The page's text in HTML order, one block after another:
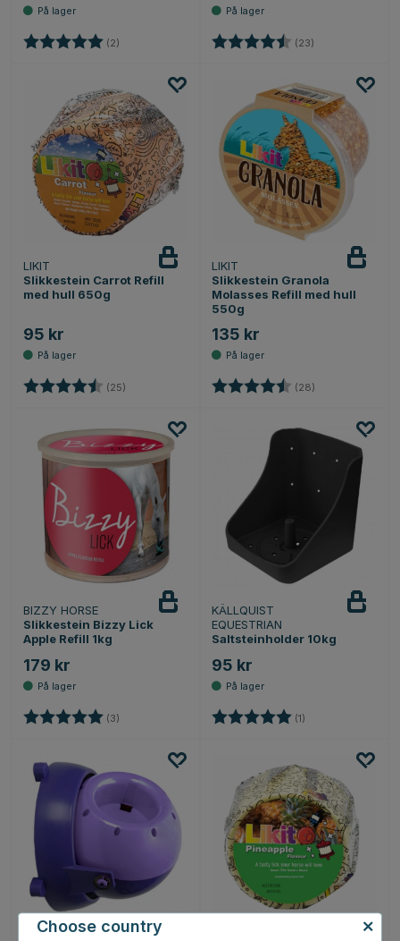
Karakter: (2) Karakter: (23)
LIKIT
Slikkestein Carrot Refill
med hull 650g
95 kr
Karakter: (25)
LIKIT
Slikkestein Granola
Molasses Refill med hull
550g
135 kr
Karakter: (28)
BIZZY HORSE
Slikkestein Bizzy Lick
Apple Refill 1kg
179 kr
Karakter: (3)
KÄLLQUIST
EQUESTRIAN
Saltsteinholder 10kg
95 kr
Karakter: (1)
Choose country